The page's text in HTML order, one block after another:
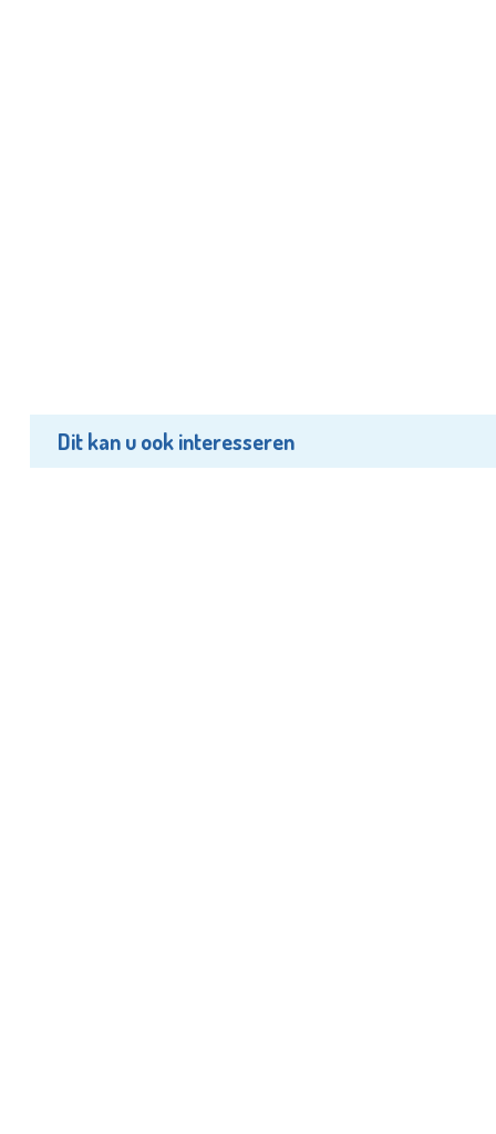
Dit kan u ook interesseren